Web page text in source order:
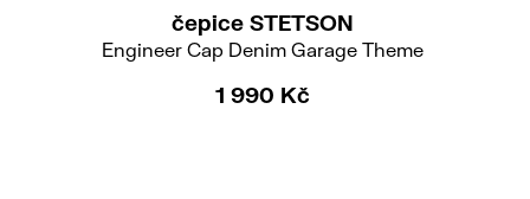
čepice STETSON
Engineer Cap Denim Garage Theme
1 990 Kč